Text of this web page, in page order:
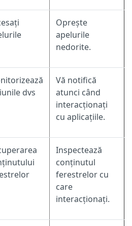
Oprește
apelurile
nedorite.
dvs
Vă notifică
atunci când
interacționați
cu aplicațiile.
Inspectează
conținutul
ferestrelor cu
care
interacționați.